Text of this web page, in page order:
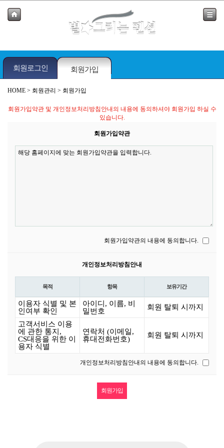
회원로그인 회원가입
HOME > 회원관리 > 회원가입
회원가입약관 및 개인정보처리방침안내의 내용에 동의하셔야 회원가입 하실 수
있습니다.
회원가입약관
회원가입약관의 내용에 동의합니다.
개인정보처리방침안내
목적 항목 보유기간
이용자 식별 및 본
인여부 확인
아이디, 이름, 비
밀번호
회원 탈퇴 시까지
고객서비스 이용
에 관한 통지,
CS대응을 위한 이
용자 식별
연락처 (이메일,
휴대전화번호)
회원 탈퇴 시까지
개인정보처리방침안내의 내용에 동의합니다.